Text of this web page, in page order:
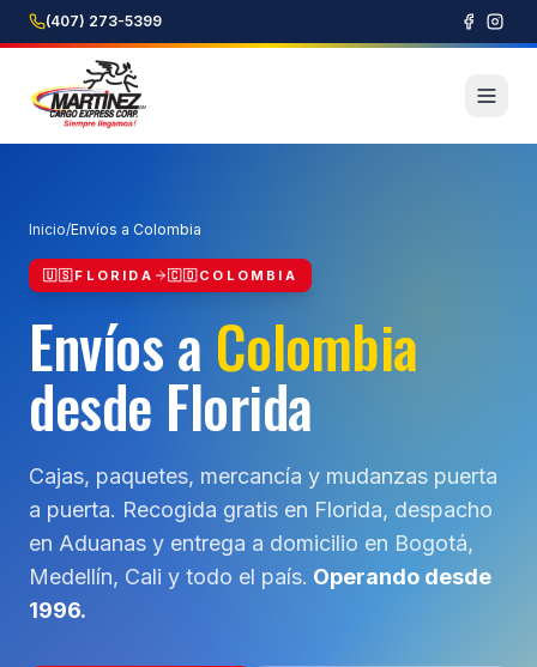
(407) 273-5399
Inicio/Envíos a Colombia
🇺🇸FLORIDA 🇨🇴COLOMBIA
Envíos a Colombia
desde Florida
Cajas, paquetes, mercancía y mudanzas puerta
a puerta. Recogida gratis en Florida, despacho
en Aduanas y entrega a domicilio en Bogotá,
Medellín, Cali y todo el país. Operando desde
1996.